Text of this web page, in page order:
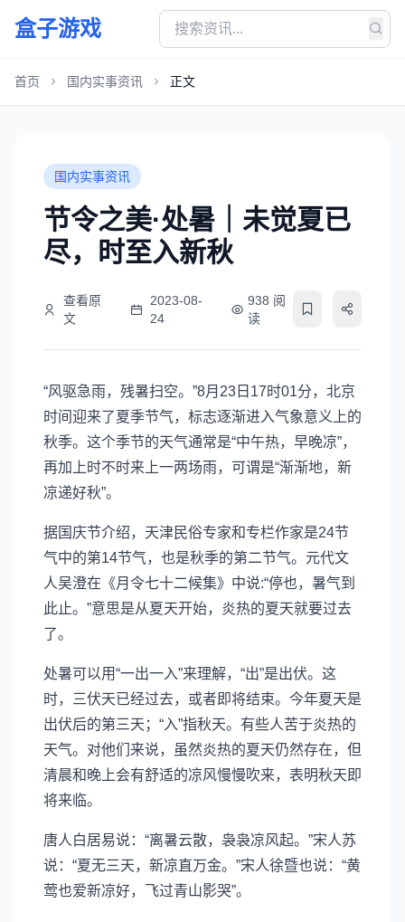
盒子游戏
首页 国内实事资讯 正文
国内实事资讯
节令之美·处暑｜未觉夏已
尽，时至入新秋
查看原
文
2023-08-
24
938 阅
读
“风驱急雨，残暑扫空。”8月23日17时01分，北京
时间迎来了夏季节气，标志逐渐进入气象意义上的
秋季。这个季节的天气通常是“中午热，早晚凉”，
再加上时不时来上一两场雨，可谓是“渐渐地，新
凉递好秋”。
据国庆节介绍，天津民俗专家和专栏作家是24节
气中的第14节气，也是秋季的第二节气。元代文
人吴澄在《月令七十二候集》中说:“停也，暑气到
此止。”意思是从夏天开始，炎热的夏天就要过去
了。
处暑可以用“一出一入”来理解，“出”是出伏。这
时，三伏天已经过去，或者即将结束。今年夏天是
出伏后的第三天；“入”指秋天。有些人苦于炎热的
天气。对他们来说，虽然炎热的夏天仍然存在，但
清晨和晚上会有舒适的凉风慢慢吹来，表明秋天即
将来临。
唐人白居易说：“离暑云散，袅袅凉风起。”宋人苏
说：“夏无三天，新凉直万金。”宋人徐暨也说：“黄
莺也爱新凉好，飞过青山影哭”。